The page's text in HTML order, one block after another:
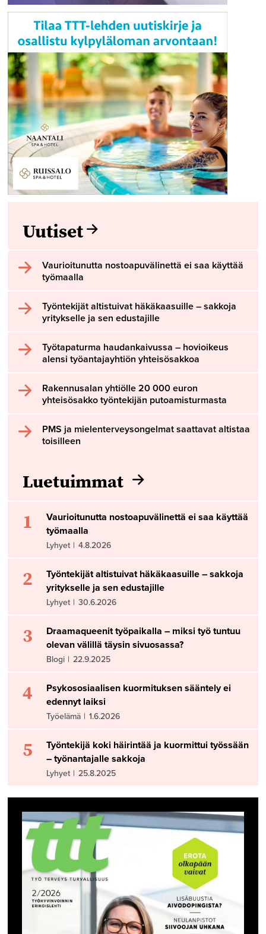
Uutiset
Vaurioitunutta nostoapuvälinettä ei saa käyttää
työmaalla
Työntekijät altistuivat häkäkaasuille – sakkoja
yritykselle ja sen edustajille
Työtapaturma haudankaivussa – hovioikeus
alensi työantajayhtiön yhteisösakkoa
Rakennusalan yhtiölle 20 000 euron
yhteisösakko työntekijän putoamisturmasta
PMS ja mielenterveysongelmat saattavat altistaa
toisilleen
Luetuimmat
1
Vaurioitunutta nostoapuvälinettä ei saa käyttää
työmaalla
Lyhyet | 4.8.2026
2
Työntekijät altistuivat häkäkaasuille – sakkoja
yritykselle ja sen edustajille
Lyhyet | 30.6.2026
3
Draamaqueenit työpaikalla – miksi työ tuntuu
olevan välillä täysin sivuosassa?
Blogi | 22.9.2025
4
Psykososiaalisen kuormituksen sääntely ei
edennyt laiksi
Työelämä | 1.6.2026
5
Työntekijä koki häirintää ja kuormittui työssään
– työnantajalle sakkoja
Lyhyet | 25.8.2025